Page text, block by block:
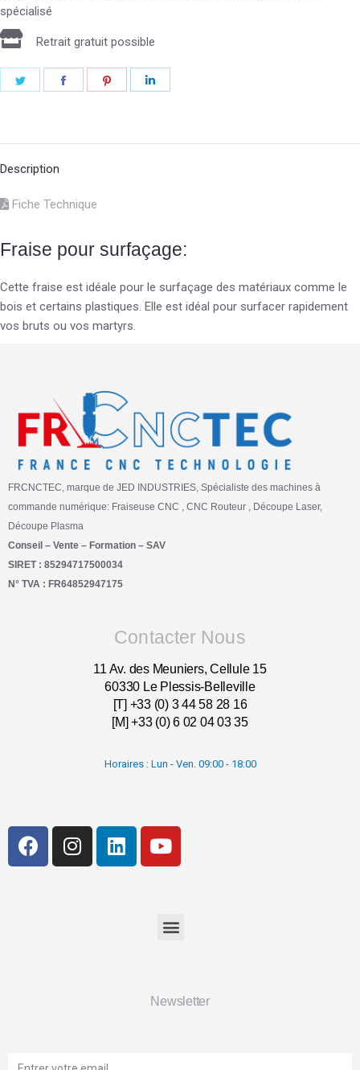
spécialisé
Retrait gratuit possible
Description
Fiche Technique
Fraise pour surfaçage:
Cette fraise est idéale pour le surfaçage des matériaux comme le
bois et certains plastiques. Elle est idéal pour surfacer rapidement
vos bruts ou vos martyrs.
FRCNCTEC, marque de JED INDUSTRIES, Spécialiste des machines à
commande numérique: Fraiseuse CNC , CNC Routeur , Découpe Laser,
Découpe Plasma
Conseil – Vente – Formation – SAV
SIRET : 85294717500034
N° TVA : FR64852947175
Contacter Nous
11 Av. des Meuniers, Cellule 15
60330 Le Plessis-Belleville
[T] +33 (0) 3 44 58 28 16
[M] +33 (0) 6 02 04 03 35
Horaires : Lun - Ven. 09:00 - 18:00
Newsletter